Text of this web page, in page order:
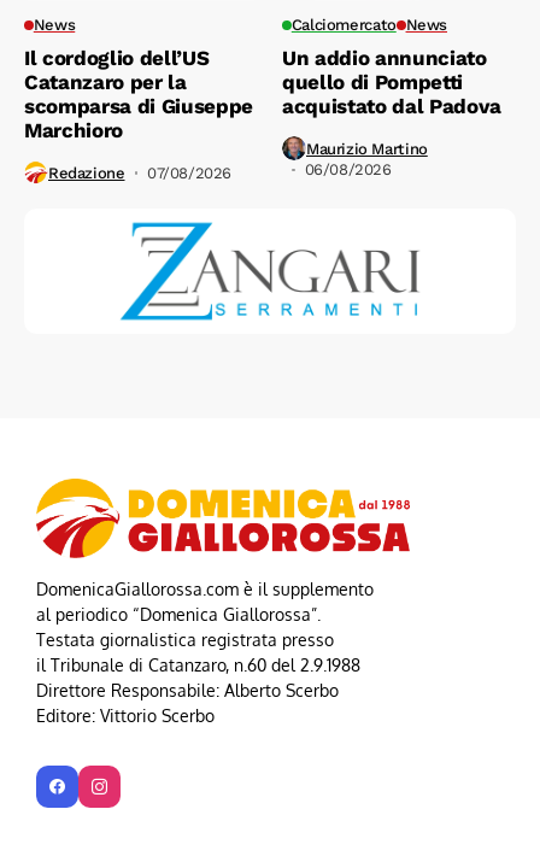
News
Il cordoglio dell’US
Catanzaro per la
scomparsa di Giuseppe
Marchioro
Redazione 07/08/2026
Calciomercato News
Un addio annunciato
quello di Pompetti
acquistato dal Padova
Maurizio Martino
06/08/2026
DomenicaGiallorossa.com è il supplemento
al periodico “Domenica Giallorossa”.
Testata giornalistica registrata presso
il Tribunale di Catanzaro, n.60 del 2.9.1988
Direttore Responsabile: Alberto Scerbo
Editore: Vittorio Scerbo